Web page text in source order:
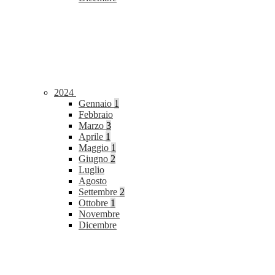
2024
Gennaio 1
Febbraio
Marzo 3
Aprile 1
Maggio 1
Giugno 2
Luglio
Agosto
Settembre 2
Ottobre 1
Novembre
Dicembre